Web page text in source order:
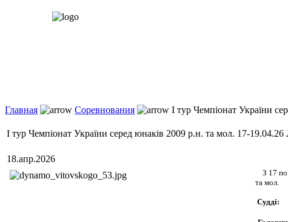
Главная Соревнования I тур Чемпіонат України
I тур Чемпіонат України серед юнаків 2009 р.н. та мол. 17-19.04.26
18.апр.2026
З 17 по
та мол.
Судді: